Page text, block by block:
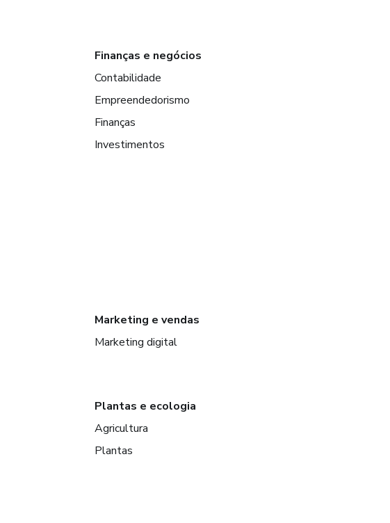
Finanças e negócios
Contabilidade
Empreendedorismo
Finanças
Investimentos
Marketing e vendas
Marketing digital
Plantas e ecologia
Agricultura
Plantas